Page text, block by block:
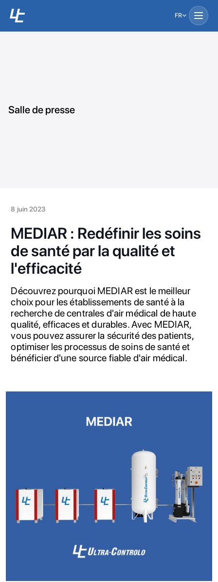
FR
Salle de presse
8 juin 2023
MEDIAR : Redéfinir les soins
de santé par la qualité et
l'efficacité
Découvrez pourquoi MEDIAR est le meilleur
choix pour les établissements de santé à la
recherche de centrales d'air médical de haute
qualité, efficaces et durables. Avec MEDIAR,
vous pouvez assurer la sécurité des patients,
optimiser les processus de soins de santé et
bénéficier d'une source fiable d'air médical.